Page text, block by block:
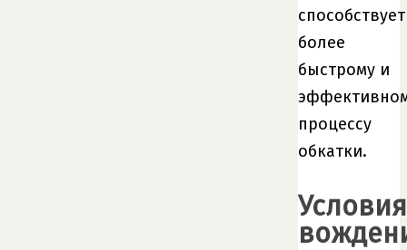
способствует
более
быстрому и
процессу
обкатки.
Условия